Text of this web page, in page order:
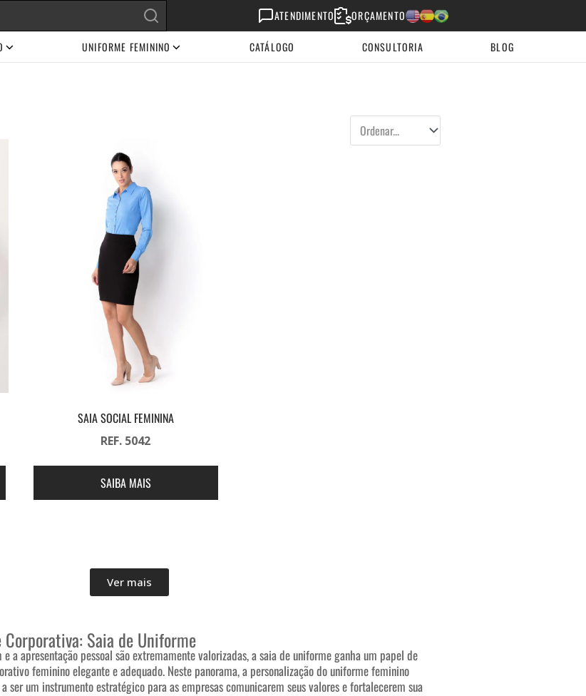
ATENDIMENTO
ORÇAMENTO
EnglishEspanholPortugues
UNIFORME FEMININO CATÁLOGO CONSULTORIA BLOG
SAIA SOCIAL FEMININA
REF. 5042
SAIBA MAIS
Ver mais
Saia de Uniforme
a apresentação pessoal são extremamente valorizadas, a saia de uniforme ganha um papel de
feminino elegante e adequado. Neste panorama, a personalização do uniforme feminino
ser um instrumento estratégico para as empresas comunicarem seus valores e fortalecerem sua